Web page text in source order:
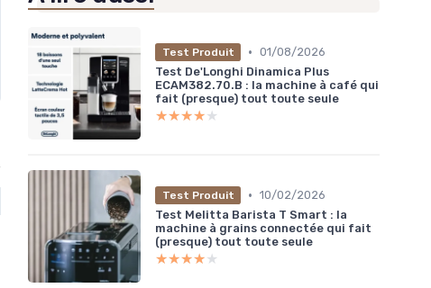
Test Produit • 01/08/2026
Test De'Longhi Dinamica Plus
ECAM382.70.B : la machine à café qui
fait (presque) tout toute seule
★★★★★
★★★★★
Test Produit • 10/02/2026
Test Melitta Barista T Smart : la
machine à grains connectée qui fait
(presque) tout toute seule
★★★★★
★★★★★